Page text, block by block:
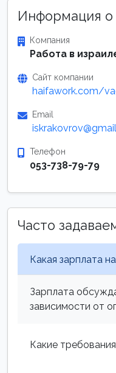
Информация о
Компания
Работа в
Сайт компании
haifawork.com/
Email
Телефон
053-738-79-79
Часто
Какая зарплата
Зарплата
зависимости от
Какие